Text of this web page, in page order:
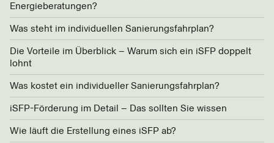
Energieberatungen?
Was steht im individuellen Sanierungsfahrplan?
Die Vorteile im Überblick – Warum sich ein iSFP doppelt
lohnt
Was kostet ein individueller Sanierungsfahrplan?
iSFP-Förderung im Detail – Das sollten Sie wissen
Wie läuft die Erstellung eines iSFP ab?